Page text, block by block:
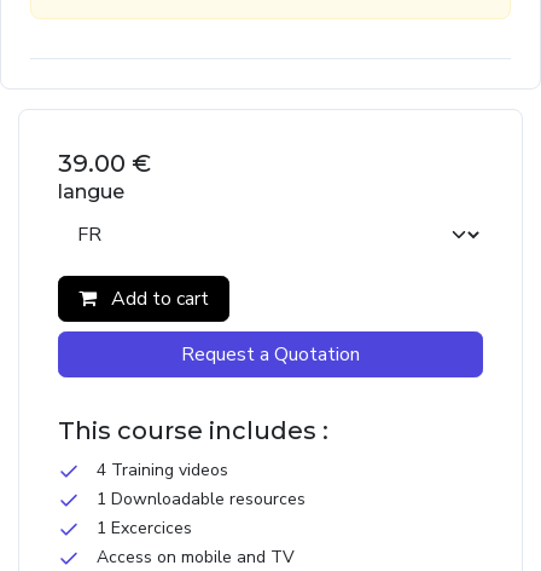
39.00 €
langue
Add to cart
Request a Quotation
This course includes :
4 Training videos
1 Downloadable resources
1 Excercices
Access on mobile and TV